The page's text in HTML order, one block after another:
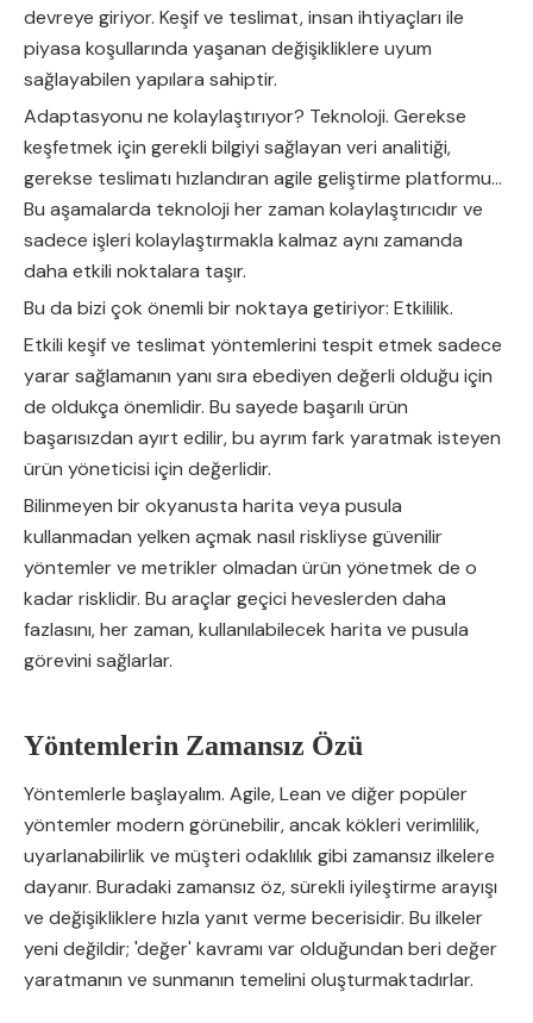
devreye giriyor. Keşif ve teslimat, insan ihtiyaçları ile
piyasa koşullarında yaşanan değişikliklere uyum
sağlayabilen yapılara sahiptir.
Adaptasyonu ne kolaylaştırıyor? Teknoloji. Gerekse
keşfetmek için gerekli bilgiyi sağlayan veri analitiği,
gerekse teslimatı hızlandıran agile geliştirme platformu…
Bu aşamalarda teknoloji her zaman kolaylaştırıcıdır ve
sadece işleri kolaylaştırmakla kalmaz aynı zamanda
daha etkili noktalara taşır.
Bu da bizi çok önemli bir noktaya getiriyor: Etkililik.
Etkili keşif ve teslimat yöntemlerini tespit etmek sadece
yarar sağlamanın yanı sıra ebediyen değerli olduğu için
de oldukça önemlidir. Bu sayede başarılı ürün
başarısızdan ayırt edilir, bu ayrım fark yaratmak isteyen
ürün yöneticisi için değerlidir.
Bilinmeyen bir okyanusta harita veya pusula
kullanmadan yelken açmak nasıl riskliyse güvenilir
yöntemler ve metrikler olmadan ürün yönetmek de o
kadar risklidir. Bu araçlar geçici heveslerden daha
fazlasını, her zaman, kullanılabilecek harita ve pusula
görevini sağlarlar.
Yöntemlerin Zamansız Özü
Yöntemlerle başlayalım. Agile, Lean ve diğer popüler
yöntemler modern görünebilir, ancak kökleri verimlilik,
uyarlanabilirlik ve müşteri odaklılık gibi zamansız ilkelere
dayanır. Buradaki zamansız öz, sürekli iyileştirme arayışı
ve değişikliklere hızla yanıt verme becerisidir. Bu ilkeler
yeni değildir; 'değer' kavramı var olduğundan beri değer
yaratmanın ve sunmanın temelini oluşturmaktadırlar.